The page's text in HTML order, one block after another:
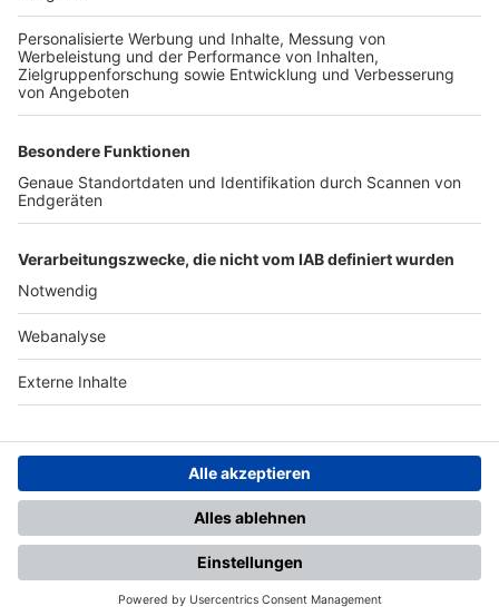
TOP-PARTNER
Nutzungsbedingungen Datenschutz Impressum